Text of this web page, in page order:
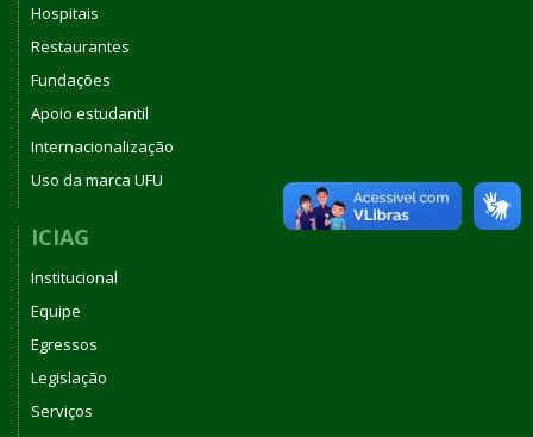
Hospitais
Restaurantes
Fundações
Apoio estudantil
Internacionalização
Uso da marca UFU
ICIAG
Institucional
Equipe
Egressos
Legislação
Serviços